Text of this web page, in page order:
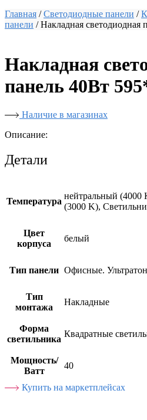
Главная /Светодиодные панели /
панели /Накладная
Накладная
панель 40Вт
Наличие в магазинах
Описание:
Детали
Температура
нейтральный (4000
(3000 K),
Цвет
корпуса
белый
Тип панели Офисные.
Тип
монтажа
Накладные
Форма
светильника
Квадратные
Мощность/
Ватт
40
Купить на маркетплейсах